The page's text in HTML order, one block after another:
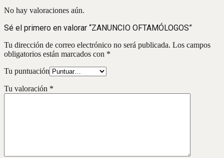
No hay valoraciones aún.
Sé el primero en valorar “ZANUNCIO OFTAMÓLOGOS”
Tu dirección de correo electrónico no será publicada. Los campos
obligatorios están marcados con *
Tu puntuación
Tu valoración *